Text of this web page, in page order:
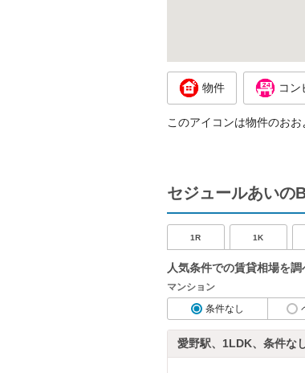
物件 コン
このアイコンは物件のお
セジュールあいの
1R 1K
人気条件での賃貸相場を調
マンション
条件なし
愛野駅、1LDK、条件な